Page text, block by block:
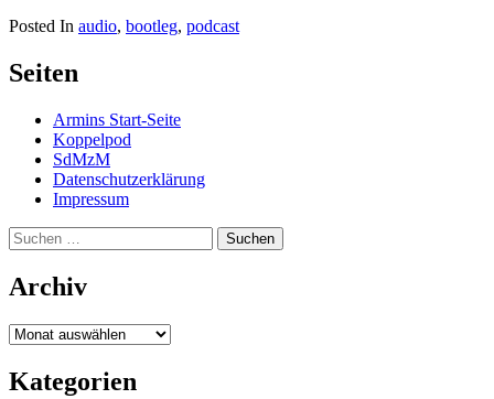
Posted In audio, bootleg, podcast
Seiten
Armins Start-Seite
Koppelpod
SdMzM
Datenschutzerklärung
Impressum
Suchen
nach:
Archiv
Archiv
Kategorien